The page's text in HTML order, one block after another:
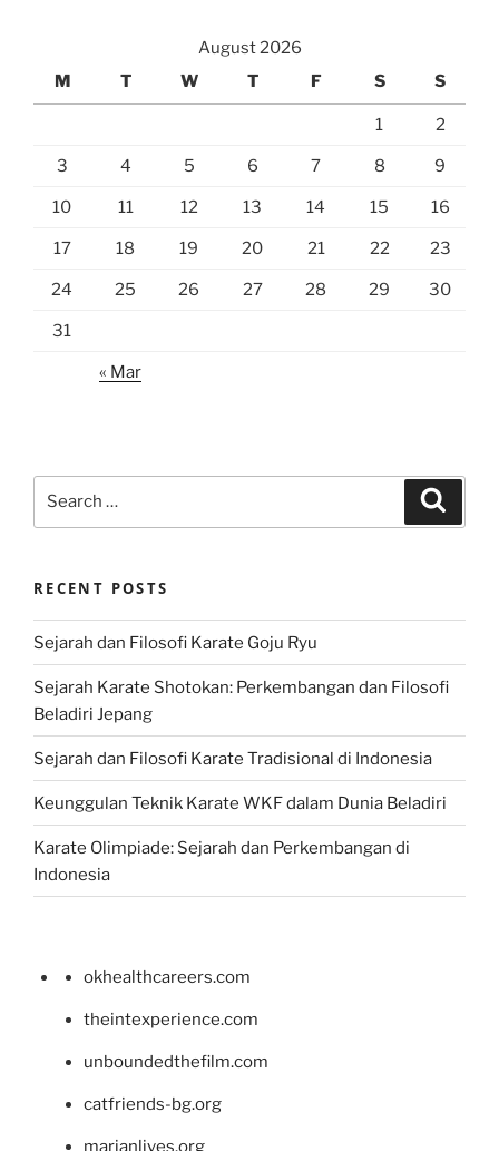
August 2026
M
T W T F S S
1 2
3 4 5 6 7 8 9
10 11 12 13 14 15 16
17 18 19 20 21 22 23
24 25 26 27 28 29 30
31
« Mar
RECENT POSTS
Sejarah dan Filosofi Karate Goju Ryu
Sejarah Karate Shotokan: Perkembangan dan Filosofi
Beladiri Jepang
Sejarah dan Filosofi Karate Tradisional di Indonesia
Keunggulan Teknik Karate WKF dalam Dunia Beladiri
Karate Olimpiade: Sejarah dan Perkembangan di
Indonesia
okhealthcareers.com
theintexperience.com
unboundedthefilm.com
catfriends-bg.org
marianlives.org